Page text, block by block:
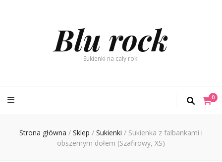
Blu rock
Sukienki na cały rok!
0
Strona główna / Sklep / Sukienki / Sukienka z falbankami i
obszernym dołem (Szafirowy, XS)